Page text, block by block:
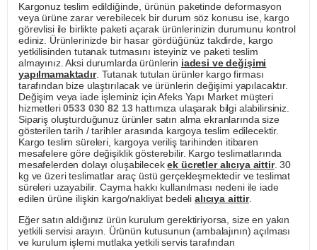
Kargonuz teslim edildiğinde, ürünün paketinde deformasyon
veya ürüne zarar verebilecek bir durum söz konusu ise, kargo
görevlisi ile birlikte paketi açarak ürünlerinizin durumunu kontrol
ediniz. Ürünlerinizde bir hasar gördüğünüz takdirde, kargo
yetkilisinden tutanak tutmasını isteyiniz ve paketi teslim
almayınız. Aksi durumlarda ürünlerin iadesi ve değişimi
yapılmamaktadır. Tutanak tutulan ürünler kargo firması
tarafından bize ulaştırılacak ve ürünlerin değişimi yapılacaktır.
Değişim veya iade işleminiz için Afeks Yapı Market müşteri
hizmetleri0533 030 82 13hattımıza ulaşarak bilgi alabilirsiniz.
Sipariş oluşturduğunuz ürünler satın alma ekranlarında size
gösterilen tarih / tarihler arasında kargoya teslim edilecektir.
Kargo teslim süreleri, kargoya veriliş tarihinden itibaren
mesafelere göre değişiklik gösterebilir. Kargo teslimatlarında
mesafelerden dolayı oluşabilecekek ücretler alıcıya aittir. 30
kg ve üzeri teslimatlar araç üstü gerçekleşmektedir ve teslimat
süreleri uzayabilir. Cayma hakkı kullanılması nedeni ile iade
edilen ürüne ilişkin kargo/nakliyat bedeli alıcıya aittir.
Eğer satın aldığınız ürün kurulum gerektiriyorsa, size en yakın
yetkili servisi arayın. Ürünün kutusunun (ambalajının) açılması
ve kurulum işlemi mutlaka yetkili servis tarafından